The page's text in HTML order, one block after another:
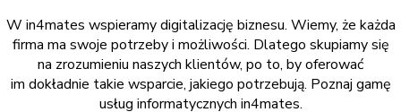
W in4mates wspieramy digitalizację biznesu. Wiemy, że każda
firma ma swoje potrzeby i możliwości. Dlatego skupiamy się
na zrozumieniu naszych klientów, po to, by oferować
im dokładnie takie wsparcie, jakiego potrzebują. Poznaj gamę
usług informatycznych in4mates.